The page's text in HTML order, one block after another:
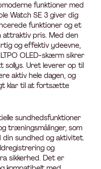
funktioner med
Watch SE 3 giver dig
funktioner og et
attraktiv pris. Med den
og effektiv ydeevne,
OLED-skærm sikrer
sollys. Uret leverer op til
aktiv hele dagen, og
klar til at fortsætte
sundhedsfunktioner
træningsmålinger, som
sundhed og aktivitet.
og
sikkerhed. Det er